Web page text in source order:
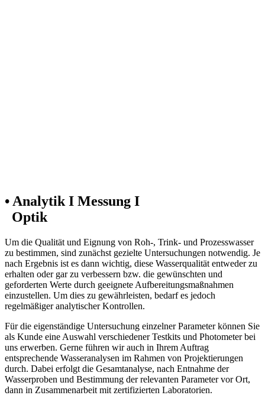
• Analytik I Messung I
Optik
Um die Qualität und Eignung von Roh-, Trink- und Prozesswasser
zu bestimmen, sind zunächst gezielte Untersuchungen notwendig. Je
nach Ergebnis ist es dann wichtig, diese Wasserqualität entweder zu
erhalten oder gar zu verbessern bzw. die gewünschten und
geforderten Werte durch geeignete Aufbereitungsmaßnahmen
einzustellen. Um dies zu gewährleisten, bedarf es jedoch
regelmäßiger analytischer Kontrollen.
Für die eigenständige Untersuchung einzelner Parameter können Sie
als Kunde eine Auswahl verschiedener Testkits und Photometer bei
uns erwerben. Gerne führen wir auch in Ihrem Auftrag
entsprechende Wasseranalysen im Rahmen von Projektierungen
durch. Dabei erfolgt die Gesamtanalyse, nach Entnahme der
Wasserproben und Bestimmung der relevanten Parameter vor Ort,
dann in Zusammenarbeit mit zertifizierten Laboratorien.